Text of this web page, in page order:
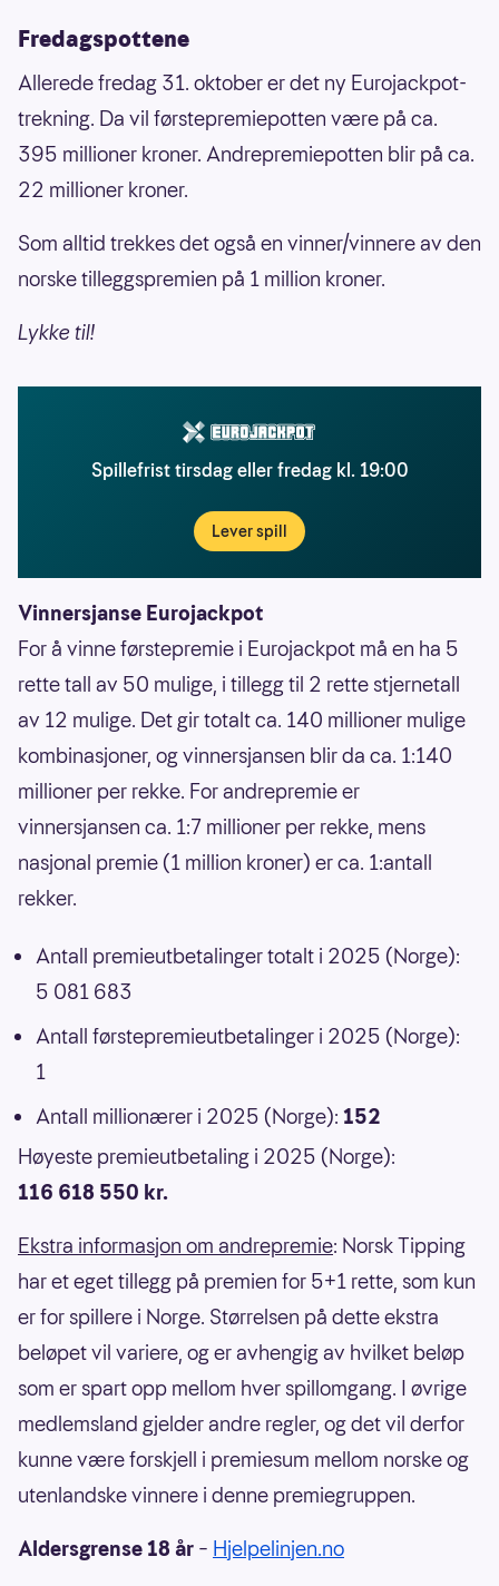
Fredagspottene
Allerede fredag 31. oktober er det ny Eurojackpot-
trekning. Da vil førstepremiepotten være på ca.
395 millioner kroner. Andrepremiepotten blir på ca.
22 millioner kroner.
Som alltid trekkes det også en vinner/vinnere av den
norske tilleggspremien på 1 million kroner.
Lykke til!
Spillefrist tirsdag eller fredag kl. 19:00
Lever spill
Vinnersjanse Eurojackpot
For å vinne førstepremie i Eurojackpot må en ha 5
rette tall av 50 mulige, i tillegg til 2 rette stjernetall
av 12 mulige. Det gir totalt ca. 140 millioner mulige
kombinasjoner, og vinnersjansen blir da ca. 1:140
millioner per rekke. For andrepremie er
vinnersjansen ca. 1:7 millioner per rekke, mens
nasjonal premie (1 million kroner) er ca. 1:antall
rekker.
Antall premieutbetalinger totalt i 2025 (Norge):
5 081 683
Antall førstepremieutbetalinger i 2025 (Norge):
1
Antall millionærer i 2025 (Norge): 152
Høyeste premieutbetaling i 2025 (Norge):
116 618 550 kr.
Ekstra informasjon om andrepremie: Norsk Tipping
har et eget tillegg på premien for 5+1 rette, som kun
er for spillere i Norge. Størrelsen på dette ekstra
beløpet vil variere, og er avhengig av hvilket beløp
som er spart opp mellom hver spillomgang. I øvrige
medlemsland gjelder andre regler, og det vil derfor
kunne være forskjell i premiesum mellom norske og
utenlandske vinnere i denne premiegruppen.
Aldersgrense 18 år – Hjelpelinjen.no